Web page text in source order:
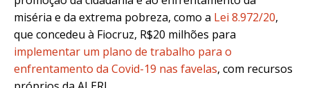
miséria e da extrema pobreza, como a Lei 8.972/20,
que concedeu à Fiocruz, R$20 milhões para
implementar um plano de trabalho para o
enfrentamento da Covid-19 nas favelas, com recursos